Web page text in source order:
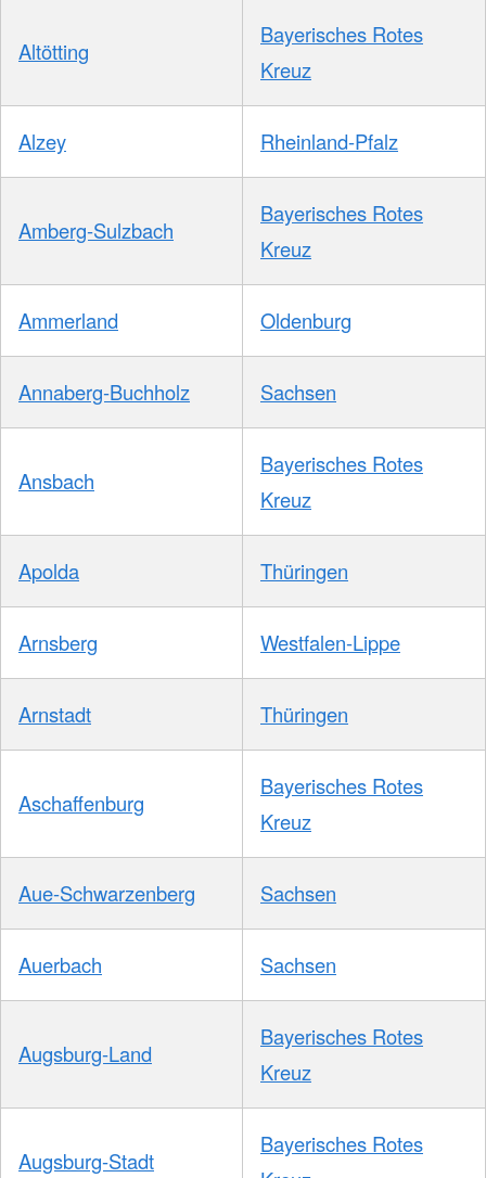
Altötting
Bayerisches Rotes
Kreuz
Alzey Rheinland-Pfalz
Amberg-Sulzbach
Bayerisches Rotes
Kreuz
Ammerland Oldenburg
Annaberg-Buchholz Sachsen
Ansbach
Bayerisches Rotes
Kreuz
Apolda Thüringen
Arnsberg Westfalen-Lippe
Arnstadt Thüringen
Aschaffenburg
Bayerisches Rotes
Kreuz
Aue-Schwarzenberg Sachsen
Auerbach Sachsen
Augsburg-Land
Bayerisches Rotes
Kreuz
Augsburg-Stadt
Bayerisches Rotes